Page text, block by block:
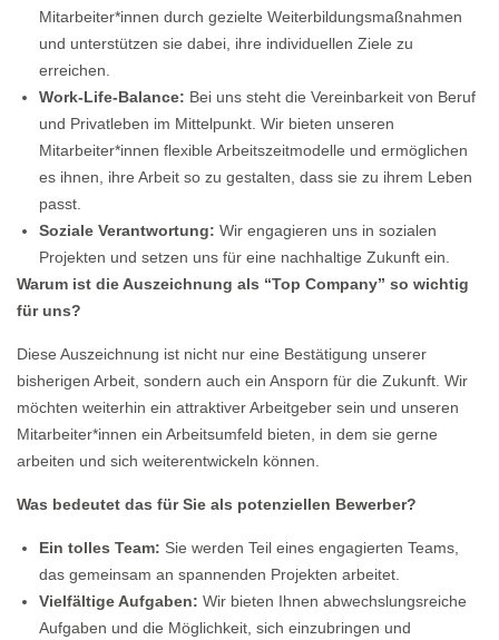
Mitarbeiter*innen durch gezielte Weiterbildungsmaßnahmen
und unterstützen sie dabei, ihre individuellen Ziele zu
erreichen.
Work-Life-Balance: Bei uns steht die Vereinbarkeit von Beruf
und Privatleben im Mittelpunkt. Wir bieten unseren
Mitarbeiter*innen flexible Arbeitszeitmodelle und ermöglichen
es ihnen, ihre Arbeit so zu gestalten, dass sie zu ihrem Leben
passt.
Soziale Verantwortung: Wir engagieren uns in sozialen
Projekten und setzen uns für eine nachhaltige Zukunft ein.
Warum ist die Auszeichnung als “Top Company” so wichtig
für uns?
Diese Auszeichnung ist nicht nur eine Bestätigung unserer
bisherigen Arbeit, sondern auch ein Ansporn für die Zukunft. Wir
möchten weiterhin ein attraktiver Arbeitgeber sein und unseren
Mitarbeiter*innen ein Arbeitsumfeld bieten, in dem sie gerne
arbeiten und sich weiterentwickeln können.
Was bedeutet das für Sie als potenziellen Bewerber?
Ein tolles Team: Sie werden Teil eines engagierten Teams,
das gemeinsam an spannenden Projekten arbeitet.
Vielfältige Aufgaben: Wir bieten Ihnen abwechslungsreiche
Aufgaben und die Möglichkeit, sich einzubringen und